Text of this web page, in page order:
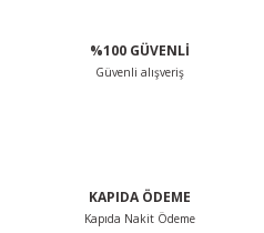
bulunuyor.%100 GÜVENLİ
Güvenli alışveriş
KAPIDA ÖDEME
Kapıda Nakit Ödeme